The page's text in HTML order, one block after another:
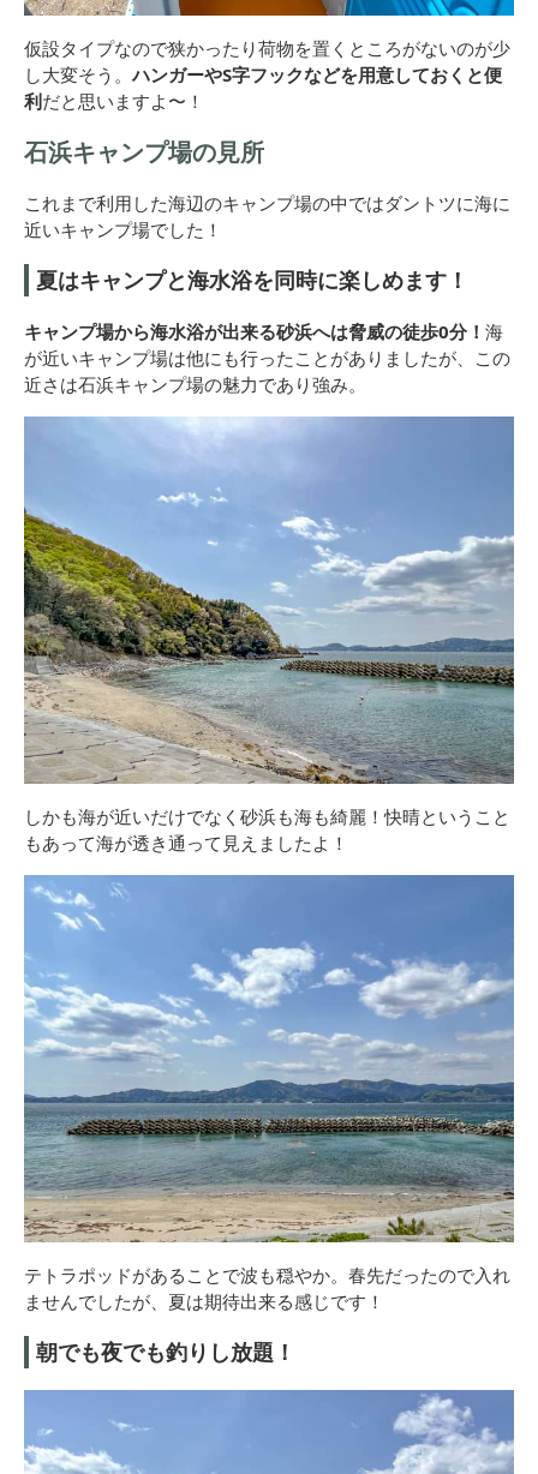
仮設タイプなので狭かったり荷物を置くところがないのが少
し大変そう。ハンガーやS字フックなどを用意しておくと便
利だと思いますよ〜！
石浜キャンプ場の見所
これまで利用した海辺のキャンプ場の中ではダントツに海に
近いキャンプ場でした！
夏はキャンプと海水浴を同時に楽しめます！
キャンプ場から海水浴が出来る砂浜へは脅威の徒歩0分！ 海
が近いキャンプ場は他にも行ったことがありましたが、この
近さは石浜キャンプ場の魅力であり強み。
しかも海が近いだけでなく砂浜も海も綺麗！快晴ということ
もあって海が透き通って見えましたよ！
テトラポッドがあることで波も穏やか。春先だったので入れ
ませんでしたが、夏は期待出来る感じです！
朝でも夜でも釣りし放題！